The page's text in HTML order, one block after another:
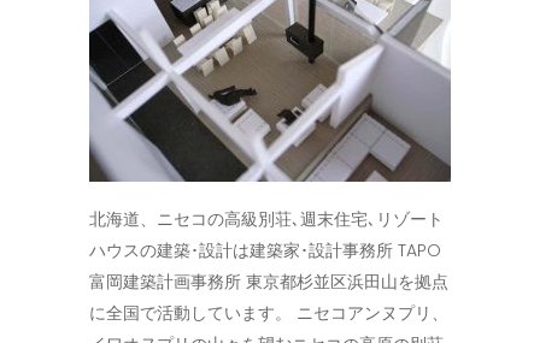
北海道、ニセコの高級別荘､週末住宅､リゾート
ハウスの建築･設計は建築家･設計事務所 TAPO
富岡建築計画事務所 東京都杉並区浜田山を拠点
に全国で活動しています。 ニセコアンヌプリ、